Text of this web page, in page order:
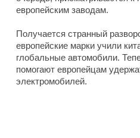
европейским заводам.
Получается странный
европейские марки учили
глобальные автомобили.
помогают европейцам
электромобилей.